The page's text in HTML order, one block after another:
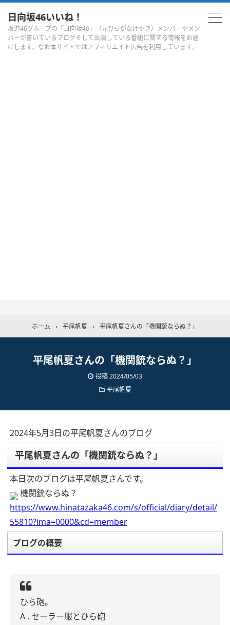
日向坂46いいね！
坂道46グループの「日向坂46」（元ひらがなけやき）メンバーやメン
バーが書いているブログそして出演している番組に関する情報をお届
けします。なお本サイトではアフィリエイト広告を利用しています。
ホーム › 平尾帆夏 › 平尾帆夏さんの「機関銃ならぬ？」
平尾帆夏さんの「機関銃ならぬ？」
投稿2024/05/03
平尾帆夏
2024年5月3日の平尾帆夏さんのブログ
平尾帆夏さんの「機関銃ならぬ？」
本日次のブログは平尾帆夏さんです。
機関銃ならぬ？
https://www.hinatazaka46.com/s/official/diary/detail/
55810?ima=0000&cd=member
ブログの概要
ひら砲。
A . セーラー服とひら砲